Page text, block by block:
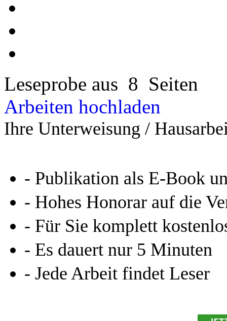
Leseprobe aus 8 Seiten
Arbeiten hochladen
Ihre Unterweisung /
- Publikation als E-Book
- Hohes Honorar auf die
- Für Sie komplett
- Es dauert nur 5 Minuten
- Jede Arbeit findet Leser